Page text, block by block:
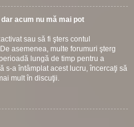
acum nu mă mai pot
sau să fi şters contul
asemenea, multe forumuri şterg
lungă de timp pentru a
s-a întâmplat acest lucru, încercaţi să
mult în discuţii.